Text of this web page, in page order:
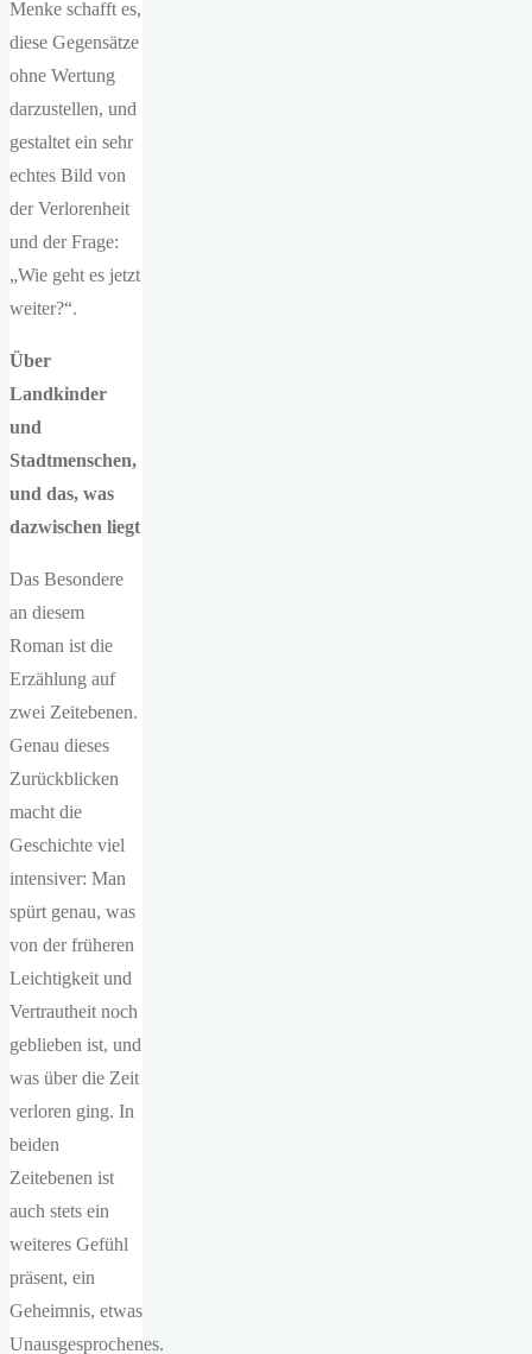
Menke schafft es,
diese Gegensätze
ohne Wertung
darzustellen, und
gestaltet ein sehr
echtes Bild von
der Verlorenheit
und der Frage:
„Wie geht es jetzt
weiter?“.
Über
Landkinder
und
Stadtmenschen,
und das, was
dazwischen liegt
Das Besondere
an diesem
Roman ist die
Erzählung auf
zwei Zeitebenen.
Genau dieses
Zurückblicken
macht die
Geschichte viel
intensiver: Man
spürt genau, was
von der früheren
Leichtigkeit und
Vertrautheit noch
geblieben ist, und
was über die Zeit
verloren ging. In
beiden
Zeitebenen ist
auch stets ein
weiteres Gefühl
präsent, ein
Geheimnis, etwas
Unausgesprochenes.